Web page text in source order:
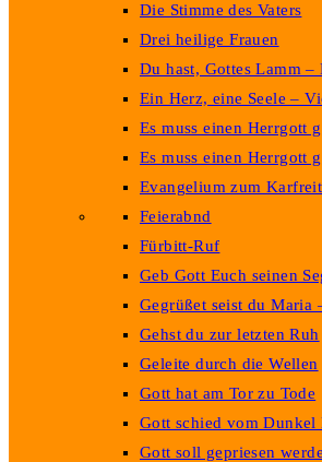
Die Stimme des Vaters
Drei heilige Frauen
Du hast, Gottes Lamm –
Ein Herz, eine Seele –
Es muss einen Herrgott
Es muss einen Herrgott
Evangelium zum
Feierabnd
Fürbitt-Ruf
Geb Gott Euch seinen
Gegrüßet seist du
Gehst du zur letzten Ruh
Geleite durch die Wellen
Gott hat am Tor zu Tode
Gott schied vom Dunkel
Gott soll gepriesen